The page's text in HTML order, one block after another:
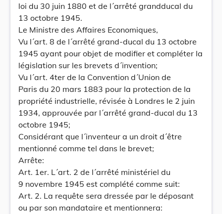
loi du 30 juin 1880 et de l´arrêté grandducal du
13 octobre 1945.
Le Ministre des Affaires Economiques,
Vu l´art. 8 de l´arrêté grand-ducal du 13 octobre
1945 ayant pour objet de modifier et compléter la
législation sur les brevets d´invention;
Vu l´art. 4ter de la Convention d´Union de
Paris du 20 mars 1883 pour la protection de la
propriété industrielle, révisée à Londres le 2 juin
1934, approuvée par l´arrêté grand-ducal du 13
octobre 1945;
Considérant que l´inventeur a un droit d´être
mentionné comme tel dans le brevet;
Arrête:
Art. 1er. L´art. 2 de l´arrêté ministériel du
9 novembre 1945 est complété comme suit:
Art. 2. La requête sera dressée par le déposant
ou par son mandataire et mentionnera: